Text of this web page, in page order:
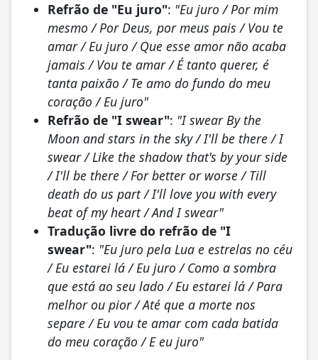
Refrão de "Eu juro": "Eu juro / Por mim
mesmo / Por Deus, por meus pais / Vou te
amar / Eu juro / Que esse amor não acaba
jamais / Vou te amar / É tanto querer, é
tanta paixão / Te amo do fundo do meu
coração / Eu juro"
Refrão de "I swear": "I swear By the
Moon and stars in the sky / I'll be there / I
swear / Like the shadow that's by your side
/ I'll be there / For better or worse / Till
death do us part / I'll love you with every
beat of my heart / And I swear"
Tradução livre do refrão de "I
swear": "Eu juro pela Lua e estrelas no céu
/ Eu estarei lá / Eu juro / Como a sombra
que está ao seu lado / Eu estarei lá / Para
melhor ou pior / Até que a morte nos
separe / Eu vou te amar com cada batida
do meu coração / E eu juro"